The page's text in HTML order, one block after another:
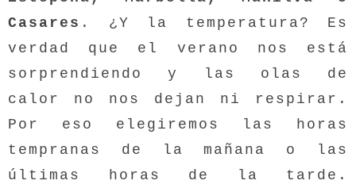
Casares . ¿Y la temperatura? Es
verdad que el verano nos está
sorprendiendo y las olas de
calor no nos dejan ni respirar.
Por eso elegiremos las horas
tempranas de la mañana o las
últimas horas de la tarde.